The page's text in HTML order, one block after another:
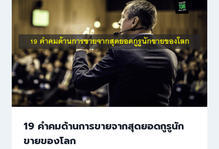
19 คำคมด้านการขายจากสุดยอดกูรูนัก
ขายของโลก